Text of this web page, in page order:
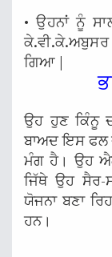
• ਉਹਨਾਂ ਨੂੰ
ਗਿਆ |
ਉਹ ਹੁਣ ਕਿੰਨੂ
ਬਾਅਦ ਇਸ ਫਲ
ਮੰਗ ਹੈ। ਉਹ
ਜਿੱਥੇ ਉਹ ਸੈਰ-
ਯੋਜਨਾ ਬਣਾ
ਹਨ।